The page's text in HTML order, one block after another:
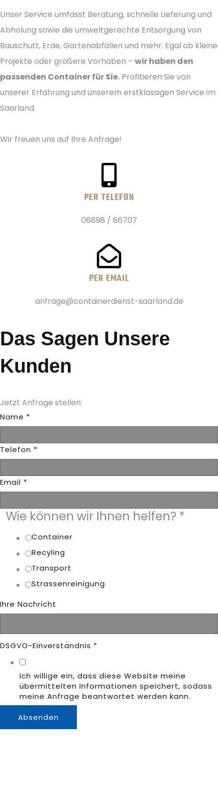
Unser Service umfasst Beratung, schnelle Lieferung und
Abholung sowie die umweltgerechte Entsorgung von
Bauschutt, Erde, Gartenabfällen und mehr. Egal ob kleine
Projekte oder größere Vorhaben – wir haben den
passenden Container für Sie. Profitieren Sie von
unserer Erfahrung und unserem erstklassigen Service im
Saarland.
Wir freuen uns auf Ihre Anfrage!
PER TELEFON
06898 / 66707
PER EMAIL
anfrage@containerdienst-saarland.de
Das Sagen Unsere
Kunden
Jetzt Anfrage stellen:
Name *
Telefon *
Ihre
Ihnen
Email *
Wie können wir Ihnen helfen? *
Container
Recyling
Transport
Strassenreinigung
Ihre Nachricht
DSGVO-Einverständnis *
Ich willige ein, dass diese Website meine
übermittelten Informationen speichert, sodass
meine Anfrage beantwortet werden kann.
Absenden